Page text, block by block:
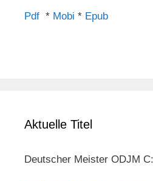
Pdf * Mobi * Epub
Aktuelle Titel
Deutscher Meister ODJM